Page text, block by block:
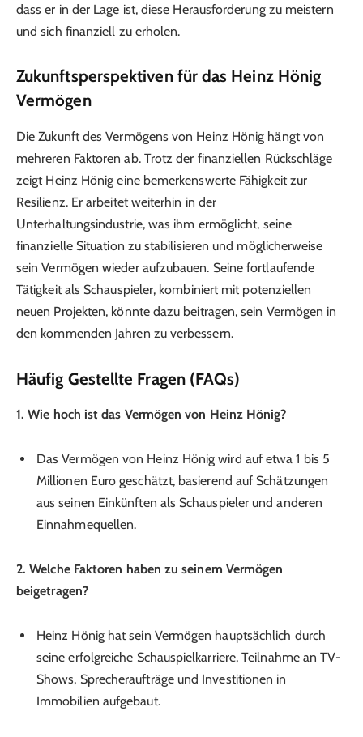
dass er in der Lage ist, diese Herausforderung zu meistern
und sich finanziell zu erholen.
Zukunftsperspektiven für das Heinz Hönig
Vermögen
Die Zukunft des Vermögens von Heinz Hönig hängt von
mehreren Faktoren ab. Trotz der finanziellen Rückschläge
zeigt Heinz Hönig eine bemerkenswerte Fähigkeit zur
Resilienz. Er arbeitet weiterhin in der
Unterhaltungsindustrie, was ihm ermöglicht, seine
finanzielle Situation zu stabilisieren und möglicherweise
sein Vermögen wieder aufzubauen. Seine fortlaufende
Tätigkeit als Schauspieler, kombiniert mit potenziellen
neuen Projekten, könnte dazu beitragen, sein Vermögen in
den kommenden Jahren zu verbessern.
Häufig Gestellte Fragen (FAQs)
1. Wie hoch ist das Vermögen von Heinz Hönig?
Das Vermögen von Heinz Hönig wird auf etwa 1 bis 5
Millionen Euro geschätzt, basierend auf Schätzungen
aus seinen Einkünften als Schauspieler und anderen
Einnahmequellen.
2. Welche Faktoren haben zu seinem Vermögen
beigetragen?
Heinz Hönig hat sein Vermögen hauptsächlich durch
seine erfolgreiche Schauspielkarriere, Teilnahme an TV-
Shows, Sprecheraufträge und Investitionen in
Immobilien aufgebaut.